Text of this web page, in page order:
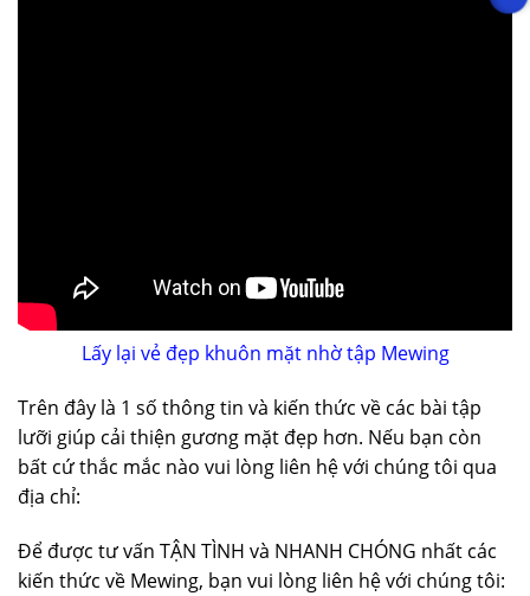
Lấy lại vẻ đẹp khuôn mặt nhờ tập Mewing
Trên đây là 1 số thông tin và kiến thức về các bài tập
lưỡi giúp cải thiện gương mặt đẹp hơn. Nếu bạn còn
bất cứ thắc mắc nào vui lòng liên hệ với chúng tôi qua
địa chỉ:
Để được tư vấn TẬN TÌNH và NHANH CHÓNG nhất các
kiến thức về Mewing, bạn vui lòng liên hệ với chúng tôi: